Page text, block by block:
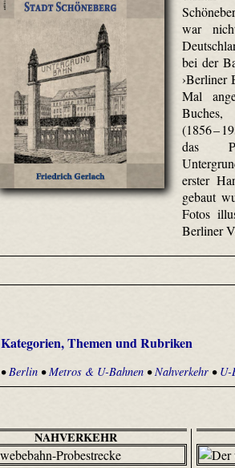
war
bei der
›Berliner
Mal
Buches,
(1856 –
das
erster
gebaut
Fotos
Berliner
Kategorien, Themen und Rubriken
• Berlin • Metros & U-Bahnen •Nahverkehr • U-
NAHVERKEHR